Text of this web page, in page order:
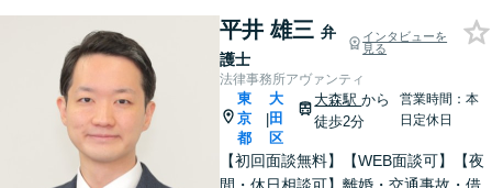
平井 雄三 弁
護士
インタビューを
見る
法律事務所アヴァンティ
東
京
都
|
大
田
区
大森駅から
徒歩2分
営業時間：本
日定休日
【初回面談無料】【WEB面談可】【夜